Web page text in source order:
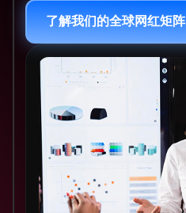
了解我们的全球网红矩阵